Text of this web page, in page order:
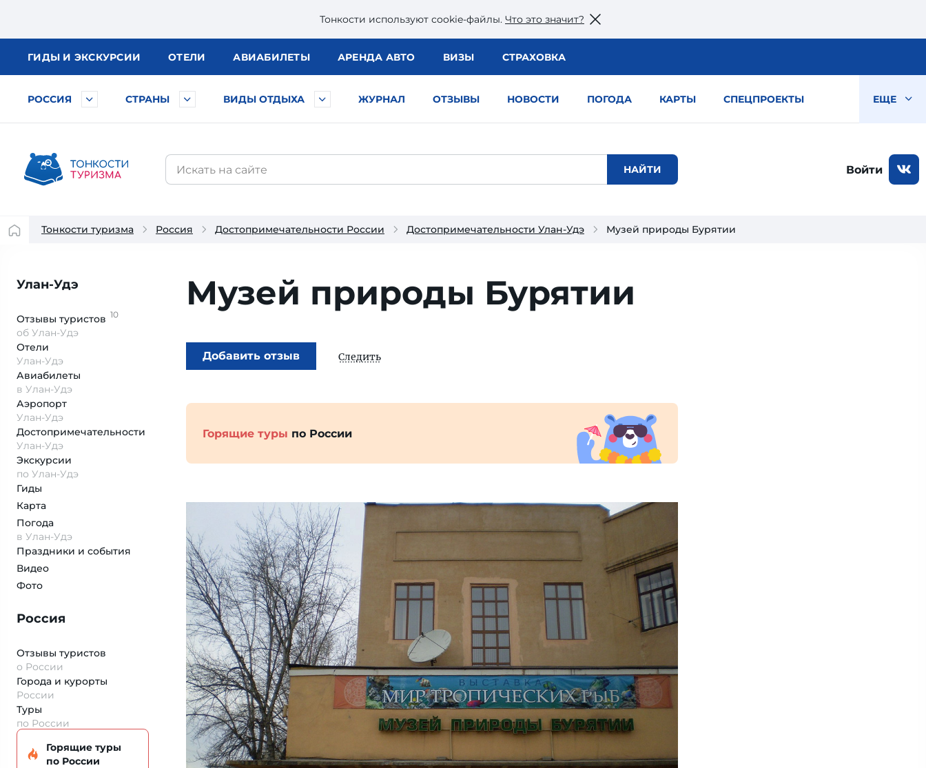
Тонкости используют сookie-файлы. Что это значит?
ГИДЫ И ЭКСКУРСИИ ОТЕЛИ АВИАБИЛЕТЫ АРЕНДА АВТО ВИЗЫ СТРАХОВКА
РОССИЯ СТРАНЫ ВИДЫ ОТДЫХА ЖУРНАЛ ОТЗЫВЫ НОВОСТИ ПОГОДА КАРТЫ СПЕЦПРОЕКТЫ ЕЩЕ
Войти
Тонкости туризма Россия Достопримечательности России Достопримечательности Улан-Удэ Музей природы Бурятии
Улан-Удэ
Отзывы туристов 10
об Улан-Удэ
Отели
Улан-Удэ
Авиабилеты
в Улан-Удэ
Аэропорт
Улан-Удэ
Достопримеча­тельности
Улан-Удэ
Экскурсии
по Улан-Удэ
Гиды
Карта
Погода
в Улан-Удэ
Праздники и события
Видео
Фото
Россия
Отзывы туристов
о России
Города и курорты
России
Туры
по России
Горящие туры
по России
Музей природы Бурятии
Добавить отзыв Следить
Горящие туры по России